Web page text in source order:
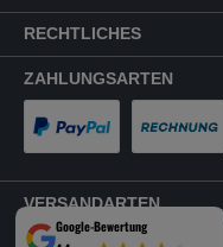
RECHTLICHES
ZAHLUNGSARTEN
VERSANDARTEN
Google-Bewertung